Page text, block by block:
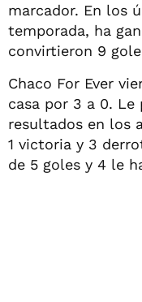
marcador. En los
temporada, ha
convirtieron 9
Chaco For Ever
casa por 3 a 0. Le
resultados en los
1 victoria y 3
de 5 goles y 4 le